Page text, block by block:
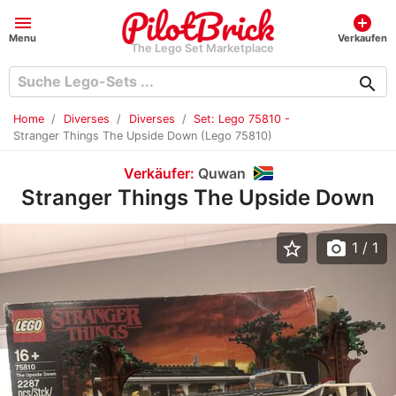
menu
Menu
The Lego Set Marketplace
add_circle
Verkaufen
search
Home Diverses Diverses
Set: Lego 75810 -
Stranger Things The Upside Down (Lego 75810)
Verkäufer: Quwan
Stranger Things The Upside Down
star_border photo_camera 1 / 1